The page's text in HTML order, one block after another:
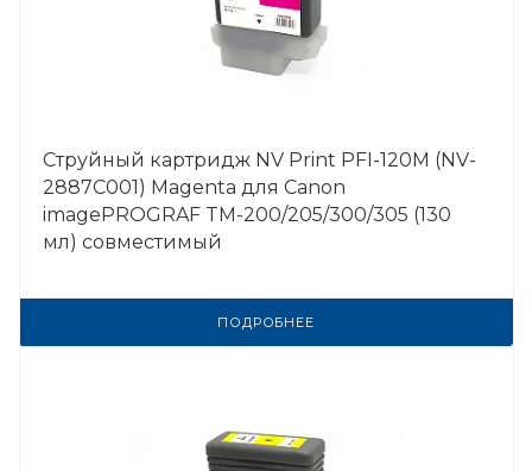
Струйный картридж NV Print PFI-120M (NV-
2887C001) Magenta для Canon
imagePROGRAF TM-200/205/300/305 (130
мл) совместимый
ПОДРОБНЕЕ